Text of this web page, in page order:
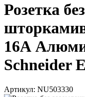
Розетка
16А
Schneider
Артикул: NU503330